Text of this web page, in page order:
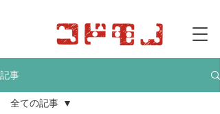
記事
全ての記事